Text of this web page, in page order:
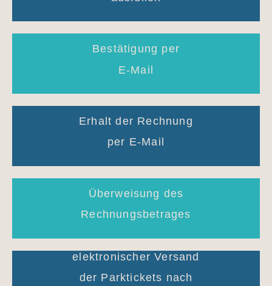
Bestätigung per
E-Mail
Erhalt der Rechnung
per E-Mail
Überweisung des
Rechnungsbetrages
elektronischer Versand
der Parktickets nach